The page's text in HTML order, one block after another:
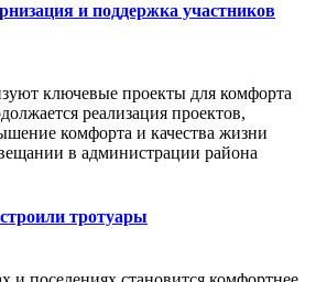
и поддержка участников
ключевые проекты для комфорта
реализация проектов,
комфорта и качества жизни
в администрации района
тротуары